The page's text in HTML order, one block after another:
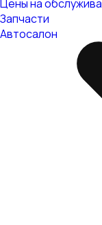
Цены на
Запчасти
Автосалон